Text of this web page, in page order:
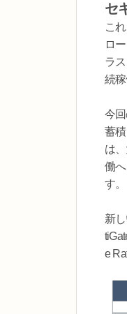
セ
こ
ロ
ラ
続
今
蓄
は
働
す。
新
e